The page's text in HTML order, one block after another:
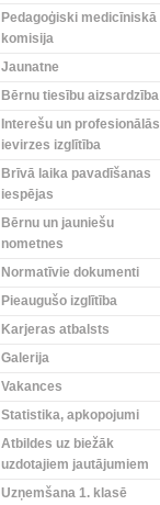
Pedagoģiski medicīniskā
komisija
Jaunatne
Bērnu tiesību aizsardzība
Interešu un profesionālās
ievirzes izglītība
Brīvā laika pavadīšanas
iespējas
Bērnu un jauniešu
nometnes
Normatīvie dokumenti
Pieaugušo izglītība
Karjeras atbalsts
Galerija
Vakances
Statistika, apkopojumi
Atbildes uz biežāk
uzdotajiem jautājumiem
Uzņemšana 1. klasē